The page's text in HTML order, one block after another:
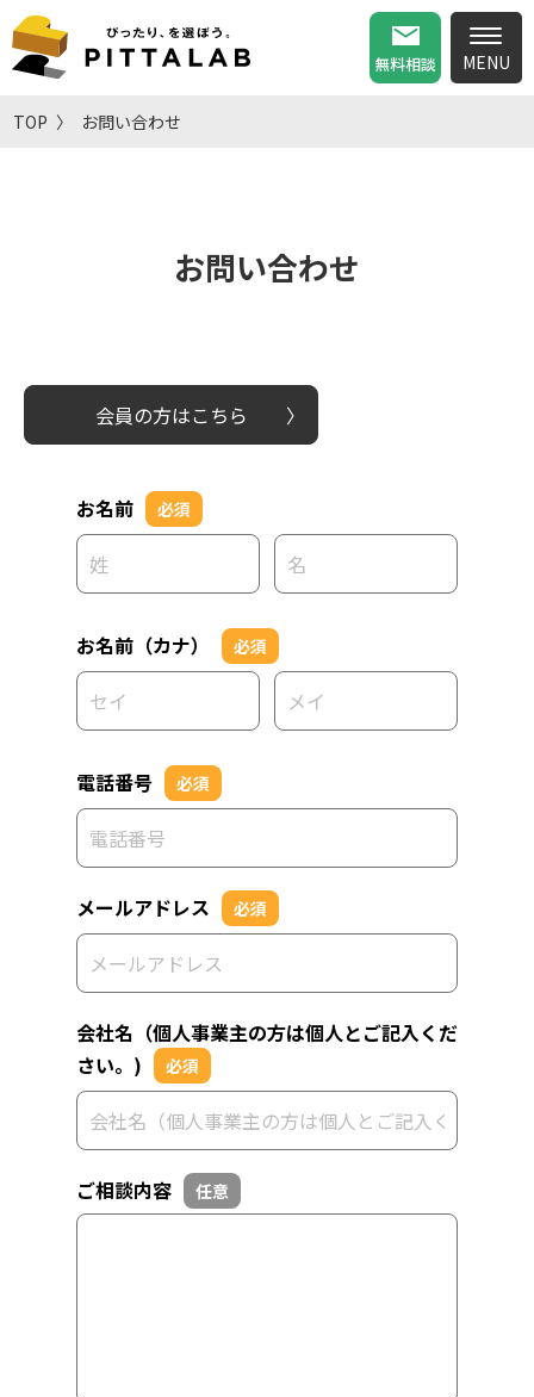
無料相談
TOP お問い合わせ
お問い合わせ
会員の方はこちら
お名前 必須
お名前（カナ） 必須
電話番号 必須
メールアドレス 必須
会社名（個人事業主の方は個人とご記入くだ
さい。)
必須
ご相談内容 任意